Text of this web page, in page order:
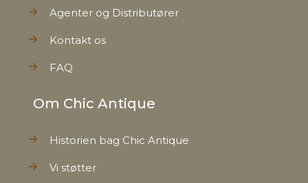
Agenter og Distributører
Kontakt os
FAQ
Om Chic Antique
Historien bag Chic Antique
Vi støtter